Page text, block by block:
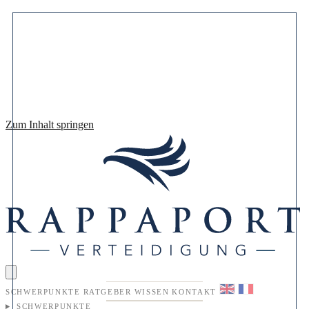
Zum Inhalt springen
SCHWERPUNKTE RATGEBER WISSEN KONTAKT
SCHWERPUNKTE